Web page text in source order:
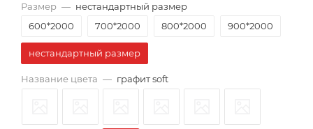
Размер — нестандартный размер
600*2000
700*2000 800*2000 900*2000
нестандартный размер
Название цвета — графит soft